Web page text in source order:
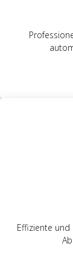
Effiziente und